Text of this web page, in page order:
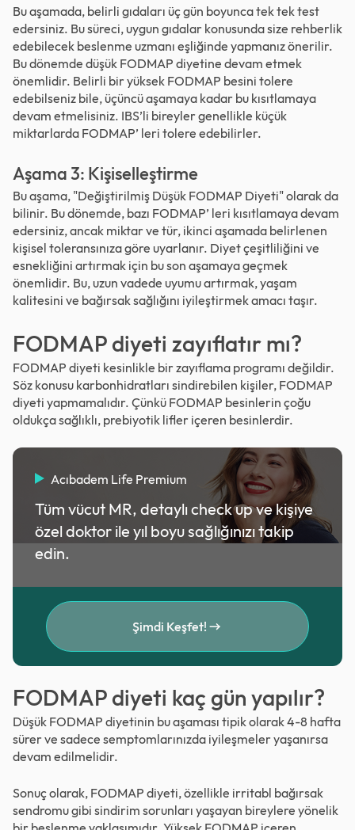
Bu aşamada, belirli gıdaları üç gün boyunca tek tek test
edersiniz. Bu süreci, uygun gıdalar konusunda size rehberlik
edebilecek beslenme uzmanı eşliğinde yapmanız önerilir.
Bu dönemde düşük FODMAP diyetine devam etmek
önemlidir. Belirli bir yüksek FODMAP besini tolere
edebilseniz bile, üçüncü aşamaya kadar bu kısıtlamaya
devam etmelisiniz. IBS’li bireyler genellikle küçük
miktarlarda FODMAP’ leri tolere edebilirler.
Aşama 3: Kişiselleştirme
Bu aşama, "Değiştirilmiş Düşük FODMAP Diyeti" olarak da
bilinir. Bu dönemde, bazı FODMAP’ leri kısıtlamaya devam
edersiniz, ancak miktar ve tür, ikinci aşamada belirlenen
kişisel toleransınıza göre uyarlanır. Diyet çeşitliliğini ve
esnekliğini artırmak için bu son aşamaya geçmek
önemlidir. Bu, uzun vadede uyumu artırmak, yaşam
kalitesini ve bağırsak sağlığını iyileştirmek amacı taşır.
FODMAP diyeti zayıflatır mı?
FODMAP diyeti kesinlikle bir zayıflama programı değildir.
Söz konusu karbonhidratları sindirebilen kişiler, FODMAP
diyeti yapmamalıdır. Çünkü FODMAP besinlerin çoğu
oldukça sağlıklı, prebiyotik lifler içeren besinlerdir.
Acıbadem Life Premium
Tüm vücut MR, detaylı check up ve kişiye
özel doktor ile yıl boyu sağlığınızı takip
edin.
Şimdi Keşfet!
FODMAP diyeti kaç gün yapılır?
Düşük FODMAP diyetinin bu aşaması tipik olarak 4-8 hafta
sürer ve sadece semptomlarınızda iyileşmeler yaşanırsa
devam edilmelidir.
Sonuç olarak, FODMAP diyeti, özellikle irritabl bağırsak
sendromu gibi sindirim sorunları yaşayan bireylere yönelik